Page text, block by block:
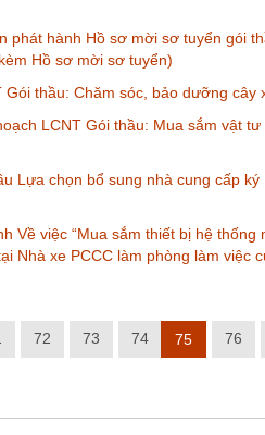
phát hành Hồ sơ mời sơ tuyển gói
Hồ sơ mời sơ tuyển)
thầu: Chăm sóc, bảo dưỡng cây
LCNT Gói thầu: Mua sắm vật
Lựa chọn bổ sung nhà cung cấp
Về việc “Mua sắm thiết bị hệ
Nhà xe PCCC làm phòng làm việc
72 73 74 75 76